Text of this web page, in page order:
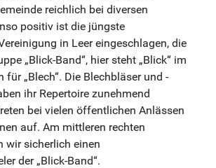
reichlich bei diversen
positiv ist die jüngste
in Leer eingeschlagen, die
„Blick-Band“, hier steht „Blick“ im
für „Blech“. Die Blechbläser und -
ihr Repertoire zunehmend
bei vielen öffentlichen Anlässen
auf. Am mittleren rechten
wir sicherlich einen
der „Blick-Band“.